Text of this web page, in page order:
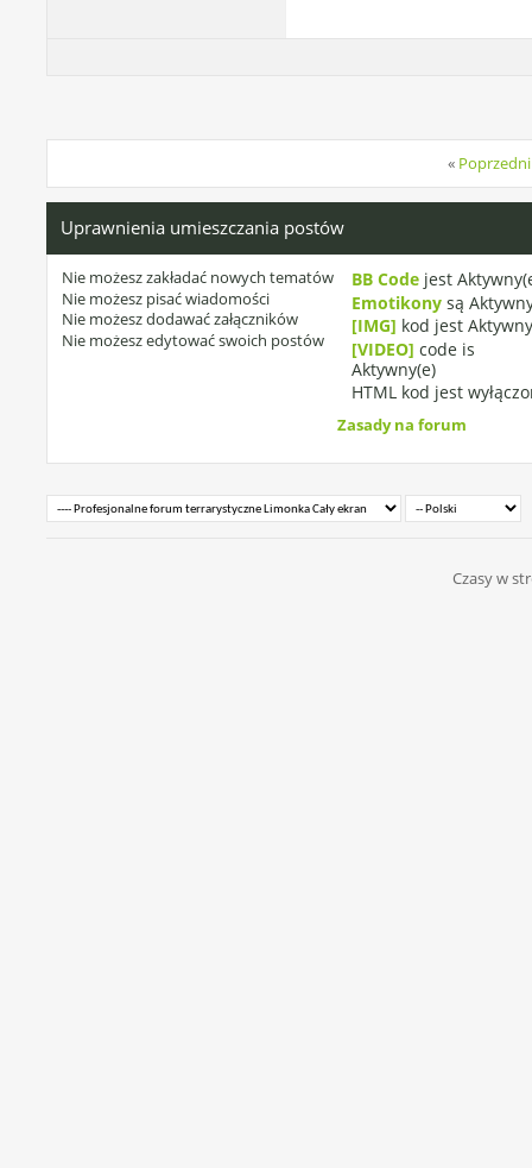
«
Uprawnienia umieszczania postów
Nie możeszzakładać nowych tematów
Nie możesz pisać wiadomości
Nie możeszdodawać załączników
Nie możeszedytować swoich postów
BB Codejest
Emotikonysą
[IMG] kod jest
[VIDEO] code is
Aktywny(e)
HTML kod jest
Zasady na forum
Czasy w